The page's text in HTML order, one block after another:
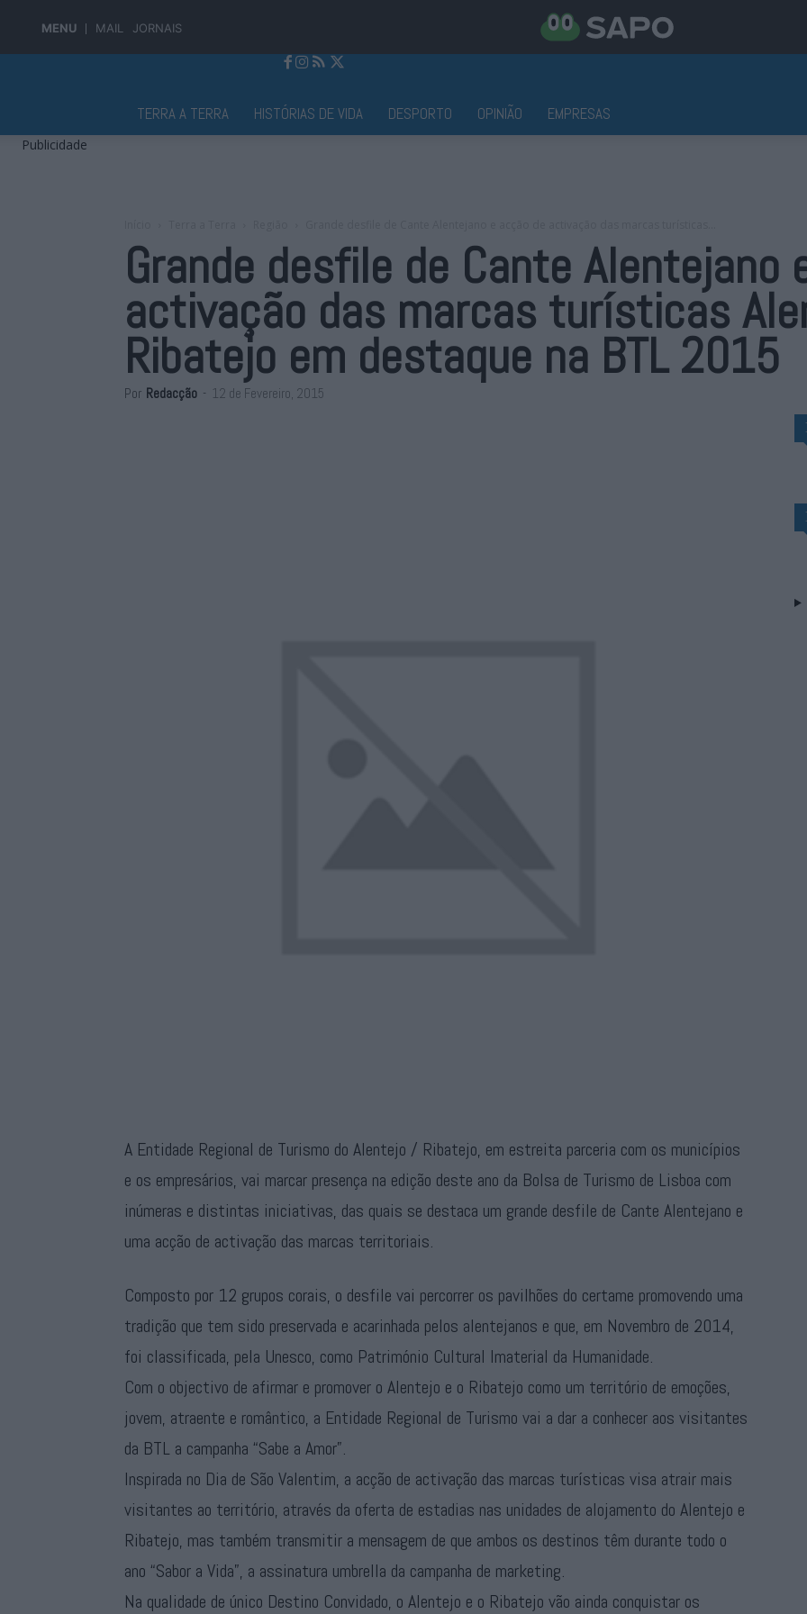
MENU MAIL JORNAIS
TERRA A TERRA HISTÓRIAS DE VIDA DESPORTO OPINIÃO EMPRESAS
Publicidade
Grande desfile de Cante Alentejano
activação das marcas turísticas
Ribatejo em destaque na BTL 2015
Por Redacção - 12 de Fevereiro, 2015
A Entidade Regional de Turismo do Alentejo / Ribatejo, em estreita parceria com os municípios
e os empresários, vai marcar presença na edição deste ano da Bolsa de Turismo de Lisboa com
inúmeras e distintas iniciativas, das quais se destaca um grande desfile de Cante Alentejano e
uma acção de activação das marcas territoriais.
Composto por 12 grupos corais, o desfile vai percorrer os pavilhões do certame promovendo uma
tradição que tem sido preservada e acarinhada pelos alentejanos e que, em Novembro de 2014,
foi classificada, pela Unesco, como Património Cultural Imaterial da Humanidade.
Com o objectivo de afirmar e promover o Alentejo e o Ribatejo como um território de emoções,
jovem, atraente e romântico, a Entidade Regional de Turismo vai a dar a conhecer aos visitantes
da BTL a campanha “Sabe a Amor”.
Inspirada no Dia de São Valentim, a acção de activação das marcas turísticas visa atrair mais
visitantes ao território, através da oferta de estadias nas unidades de alojamento do Alentejo e
Ribatejo, mas também transmitir a mensagem de que ambos os destinos têm durante todo o
ano “Sabor a Vida”, a assinatura umbrella da campanha de marketing.
Na qualidade de único Destino Convidado, o Alentejo e o Ribatejo vão ainda conquistar os